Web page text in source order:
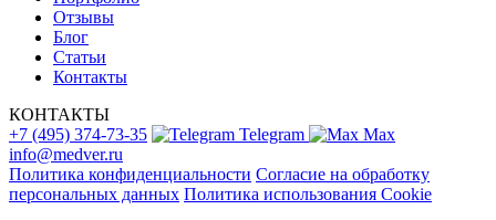
Отзывы
Блог
Статьи
Контакты
КОНТАКТЫ
+7 (495) 374-73-35
Telegram
Max
info@medver.ru
Политика конфиденциальности Согласие на обработку
персональных данных Политика использования Cookie